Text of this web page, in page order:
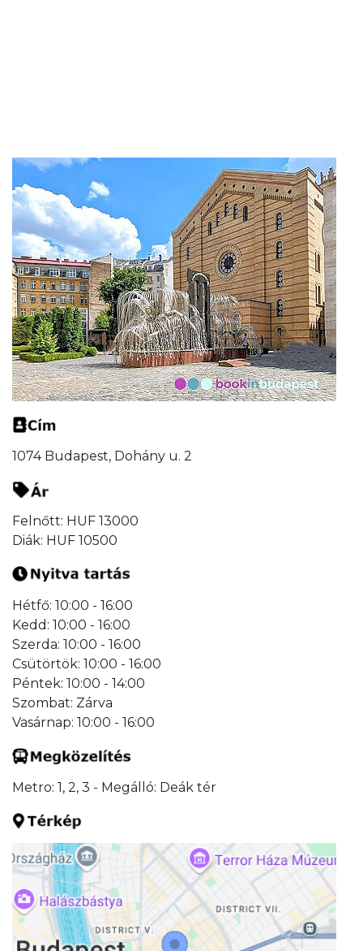
1074 Budapest, Dohány u. 2
Felnőtt: HUF 13000
Diák: HUF 10500
Hétfő: 10:00 - 16:00
Kedd: 10:00 - 16:00
Szerda: 10:00 - 16:00
Csütörtök: 10:00 - 16:00
Péntek: 10:00 - 14:00
Szombat: Zárva
Vasárnap: 10:00 - 16:00
Metro: 1, 2, 3 - Megálló: Deák tér